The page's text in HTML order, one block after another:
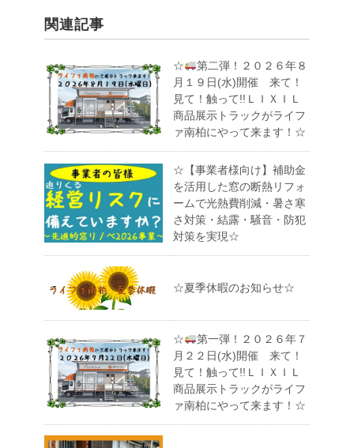
関連記事
☆
第二弾！２０２６年８
月１９日(水)開催 来て！
見て！触って!!ＬＩＸＩＬ
商品展示トラックがライフ
ァ南柏にやって来ます！☆
☆【事業者様向け】補助金
を活用した窓の断熱リフォ
ームで光熱費削減・暑さ寒
さ対策・結露・騒音・防犯
対策を実現☆
☆夏季休暇のお知らせ☆
☆
第一弾！２０２６年７
月２２日(水)開催 来て！
見て！触って!!ＬＩＸＩＬ
商品展示トラックがライフ
ァ南柏にやって来ます！☆